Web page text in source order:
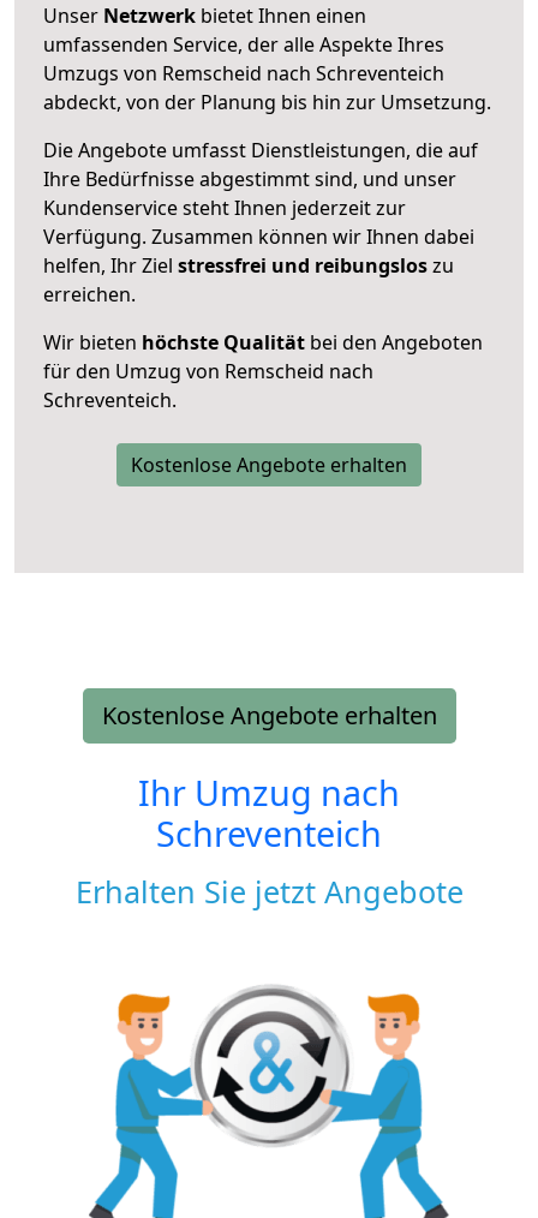
Unser Netzwerk bietet Ihnen einen
umfassenden Service, der alle Aspekte Ihres
Umzugs von Remscheid nach Schreventeich
abdeckt, von der Planung bis hin zur Umsetzung.
Die Angebote umfasst Dienstleistungen, die auf
Ihre Bedürfnisse abgestimmt sind, und unser
Kundenservice steht Ihnen jederzeit zur
Verfügung. Zusammen können wir Ihnen dabei
helfen, Ihr Ziel stressfrei und reibungsloszu
erreichen.
Wir bieten höchste Qualität bei den Angeboten
für den Umzug von Remscheid nach
Schreventeich.
Kostenlose Angebote erhalten
Kostenlose Angebote erhalten
Ihr Umzug nach
Schreventeich
Erhalten Sie jetzt Angebote